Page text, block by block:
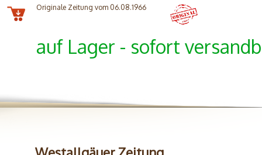
Originale Zeitung vom 06.08.1966
auf Lager - sofort